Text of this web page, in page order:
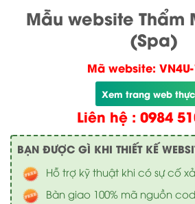
Mẫu website Thẩm
(Spa)
Mã website:
Xem trang web
Liên hệ : 0984
BẠN ĐƯỢC GÌ KHI THIẾT KẾ
Hỗ trợ kỹ thuật khi có sự cố
Bàn giao 100% mã nguồn